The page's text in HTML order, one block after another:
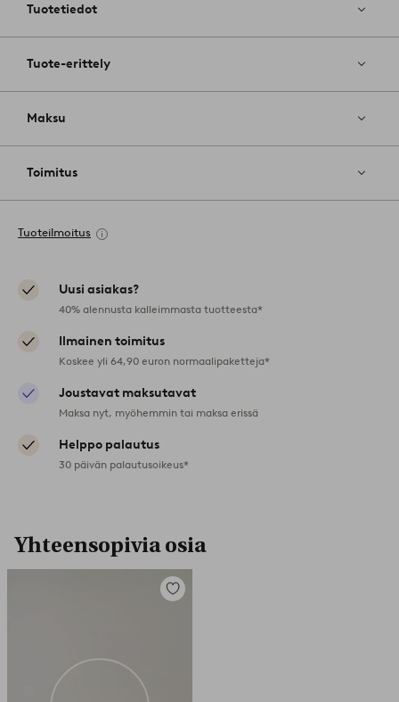
Tuotetiedot
Tuote-erittely
Maksu
Toimitus
Tuoteilmoitus
Uusi asiakas?
40% alennusta kalleimmasta tuotteesta*
Ilmainen toimitus
Koskee yli 64,90 euron normaalipaketteja*
Joustavat maksutavat
Maksa nyt, myöhemmin tai maksa erissä
Helppo palautus
30 päivän palautusoikeus*
Yhteensopivia osia
Lisää